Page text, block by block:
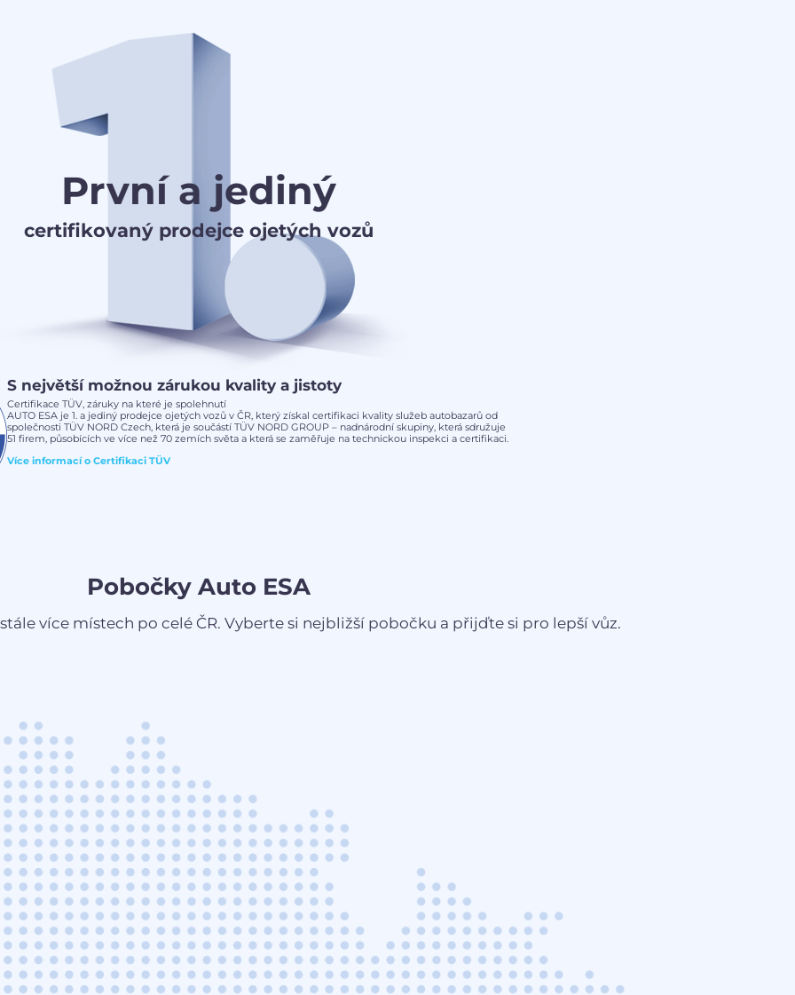
První a jediný
certifikovaný prodejce ojetých vozů
S největší možnou zárukou kvality a jistoty
Certifikace TÜV, záruky na které je spolehnutí
AUTO ESA je 1. a jediný prodejce ojetých vozů v ČR, který získal certifikaci kvality služeb autobazarů od
společnosti TÜV NORD Czech, která je součástí TÜV NORD GROUP – nadnárodní skupiny, která sdružuje
51 firem, působících ve více než 70 zemích světa a která se zaměřuje na technickou inspekci a certifikaci.
Více informací o Certifikaci TÜV
Pobočky Auto ESA
více místech po celé ČR. Vyberte si nejbližší pobočku a přijďte si pro lepší vůz.